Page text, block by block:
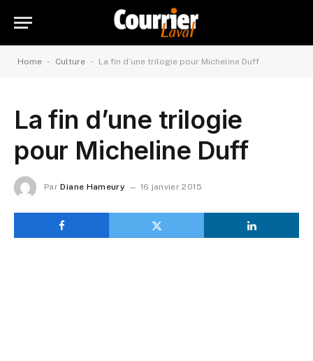
Home - Culture - La fin d’une trilogie pour Micheline Duff
La fin d’une trilogie
pour Micheline Duff
Par Diane Hameury 16 janvier 2015